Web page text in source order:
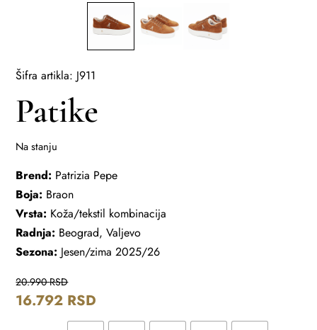
Šifra artikla: J911
Patike
Na stanju
Brend: Patrizia Pepe
Boja: Braon
Vrsta: Koža/tekstil kombinacija
Radnja: Beograd, Valjevo
Sezona: Jesen/zima 2025/26
20.990RSD
16.792 RSD